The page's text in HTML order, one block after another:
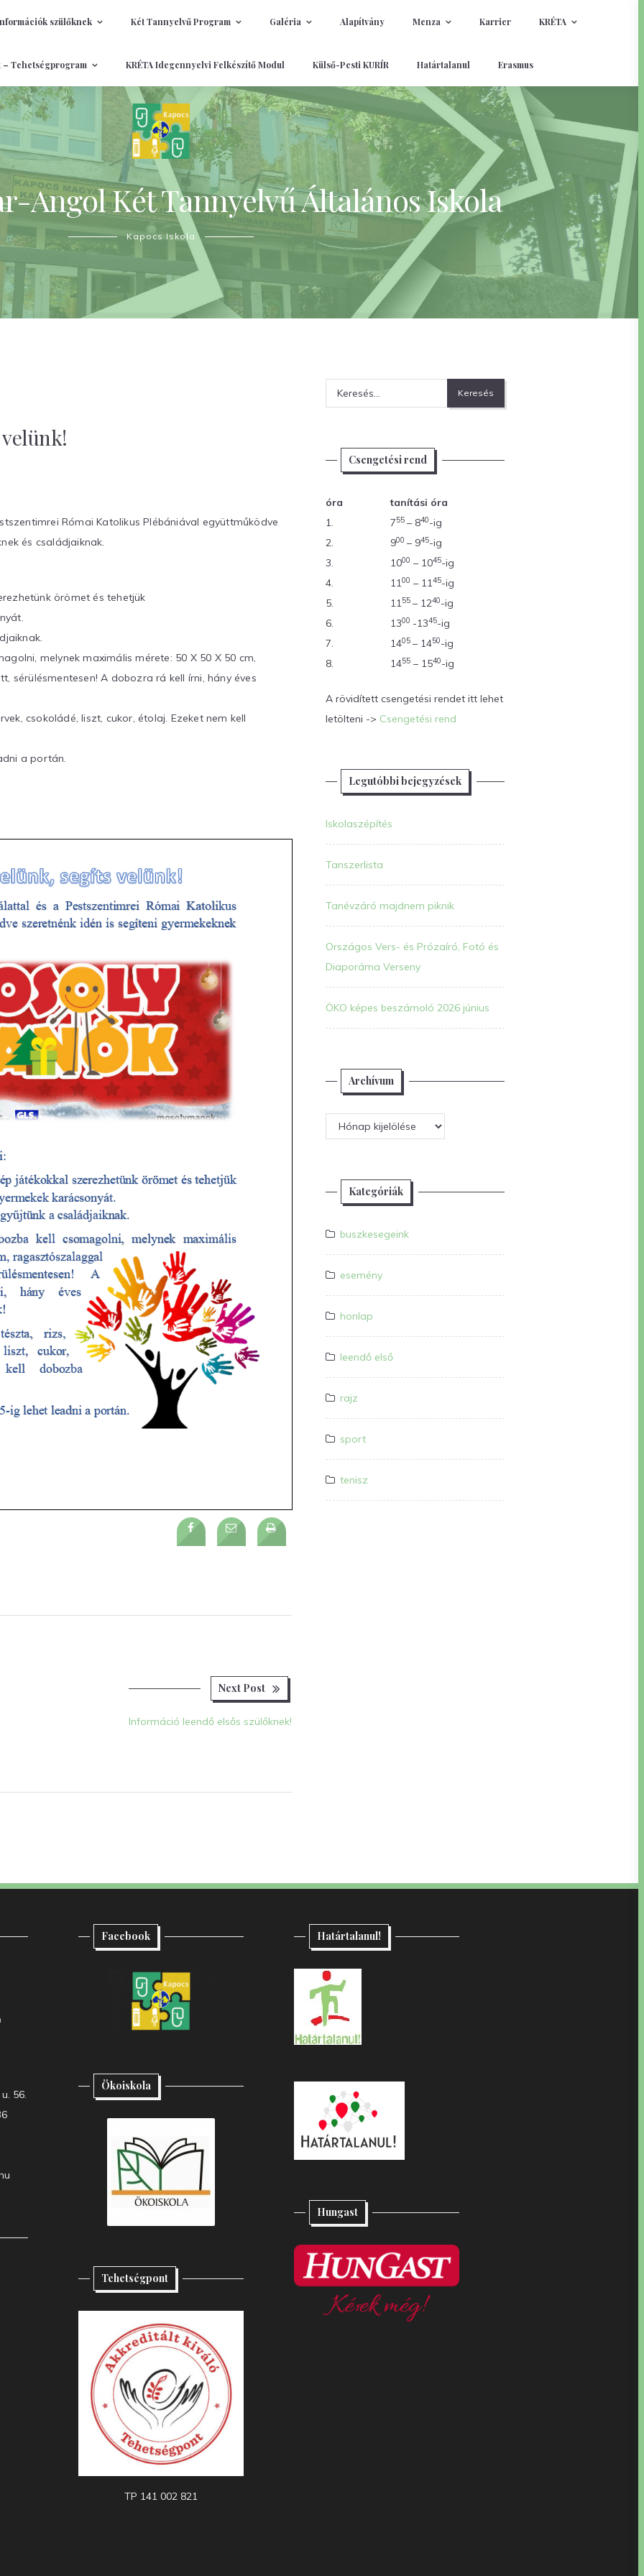
Angol Két Tannyelvű Általános Iskola
Kapocs Iskola
szülőknek Két Tannyelvű Program Galéria Alapítvány Menza Karrier KRÉTA
– Tehetségprogram KRÉTA Idegennyelvi Felkészítő Modul Külső-Pesti KURÍR Határtalanul Erasmus
Római Katolikus Plébániával együttműködve
és családjaiknak.
örömet és tehetjük
melynek maximális mérete: 50 X 50 X 50 cm,
A dobozra rá kell írni, hány éves
csokoládé, liszt, cukor, étolaj. Ezeket nem kell
a portán.
Next Post
Információ leendő elsős szülőknek!
Keresés:
Csengetési rend
óra
tanítási óra
1.
755 – 840-ig
2.
900 – 945-ig
3.
1000 – 1045-ig
4.
1100 – 1145-ig
5.
1155 – 1240-ig
6.
1300 -1345-ig
7.
1405 – 1450-ig
8.
1455 – 1540-ig
A rövidített csengetési rendet itt lehet
letölteni -> Csengetési rend
Legutóbbi bejegyzések
Iskolaszépítés
Tanszerlista
Tanévzáró majdnem piknik
Országos Vers- és Prózaíró, Fotó és
Diaporáma Verseny
ÖKO képes beszámoló 2026 június
Archívum
Archívum
Kategóriák
buszkesegeink
esemény
honlap
leendő első
rajz
sport
tenisz
56.
Facebook
Ökoiskola
Tehetségpont
TP 141 002 821
Határtalanul!
Hungast